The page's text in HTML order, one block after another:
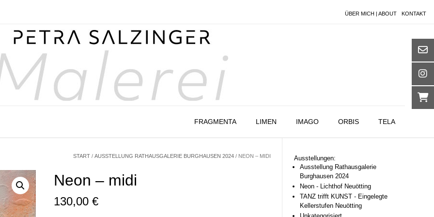
ÜBER MICH | ABOUT KONTAKT
FRAGMENTA LIMEN IMAGO ORBIS TELA
START/ AUSSTELLUNG RATHAUSGALERIE BURGHAUSEN 2024/ NEON – MIDI
Neon – midi
130,00€
Ausstellungen:
Ausstellung Rathausgalerie
Burghausen 2024
Neon - Lichthof Neuötting
TANZ trifft KUNST - Eingelegte
Kellerstufen Neuötting